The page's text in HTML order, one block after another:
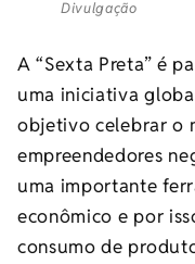
Divulgação
A “Sexta Preta” é
uma iniciativa
objetivo celebrar o
empreendedores
uma importante
econômico e por
consumo de